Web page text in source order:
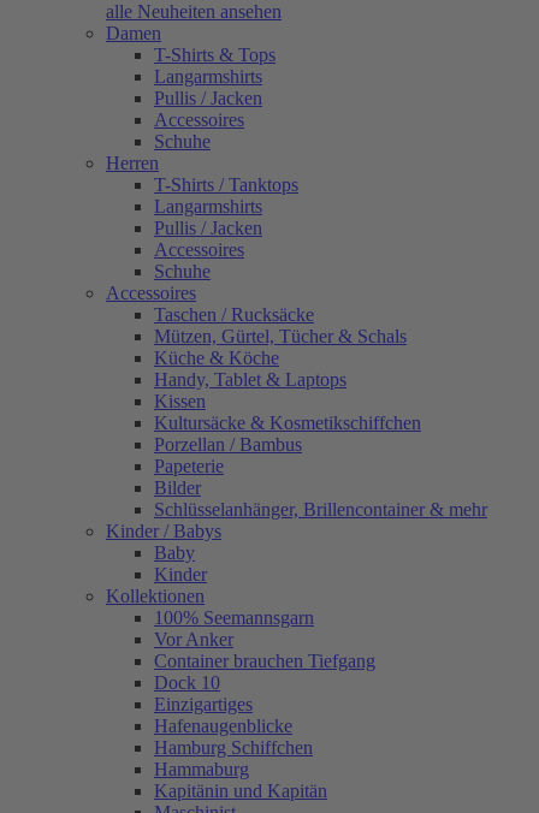
alle Neuheiten ansehen
Damen
T-Shirts & Tops
Langarmshirts
Pullis / Jacken
Accessoires
Schuhe
Herren
T-Shirts / Tanktops
Langarmshirts
Pullis / Jacken
Accessoires
Schuhe
Accessoires
Taschen / Rucksäcke
Mützen, Gürtel, Tücher & Schals
Küche & Köche
Handy, Tablet & Laptops
Kissen
Kultursäcke & Kosmetikschiffchen
Porzellan / Bambus
Papeterie
Bilder
Schlüsselanhänger, Brillencontainer & mehr
Kinder / Babys
Baby
Kinder
Kollektionen
100% Seemannsgarn
Vor Anker
Container brauchen Tiefgang
Dock 10
Einzigartiges
Hafenaugen­blicke
Hamburg Schiffchen
Hammaburg
Kapitänin und Kapitän